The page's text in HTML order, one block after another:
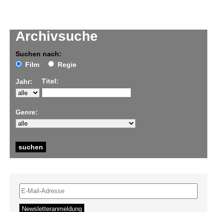
Archivsuche
Suchen nach:
Film
Regie
Jahr: Titel:
Genre: